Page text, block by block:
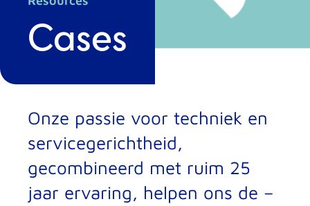
Cases
Onze passie voor techniek en
servicegerichtheid,
gecombineerd met ruim 25
jaar ervaring, helpen ons de –